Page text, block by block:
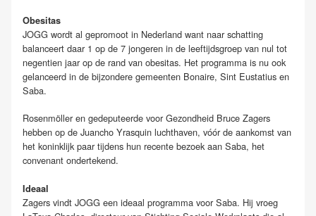
Obesitas
JOGG wordt al gepromoot in Nederland want naar schatting
balanceert daar 1 op de 7 jongeren in de leeftijdsgroep van nul tot
negentien jaar op de rand van obesitas. Het programma is nu ook
gelanceerd in de bijzondere gemeenten Bonaire, Sint Eustatius en
Saba.
Rosenmöller en gedeputeerde voor Gezondheid Bruce Zagers
hebben op de Juancho Yrasquin luchthaven, vóór de aankomst van
het koninklijk paar tijdens hun recente bezoek aan Saba, het
convenant ondertekend.
Ideaal
Zagers vindt JOGG een ideaal programma voor Saba. Hij vroeg